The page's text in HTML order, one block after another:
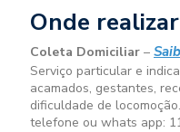
Onde
Coleta Domiciliar –
Serviço particular e
acamados, gestantes,
dificuldade de
telefone ou whats app: